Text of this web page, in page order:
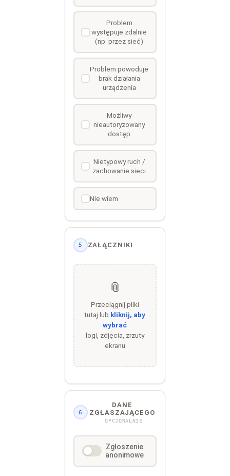
Problem
występuje zdalnie
(np. przez sieć)
Problem powoduje
brak działania
urządzenia
Możliwy
nieautoryzowany
dostęp
Nietypowy ruch /
zachowanie sieci
Nie wiem
5 ZAŁĄCZNIKI
📎
Przeciągnij pliki
tutaj lub kliknij, aby
wybrać
logi, zdjęcia, zrzuty
ekranu
6
DANE
ZGŁASZAJĄCEGO
OPCJONALNIE
Zgłoszenie
anonimowe